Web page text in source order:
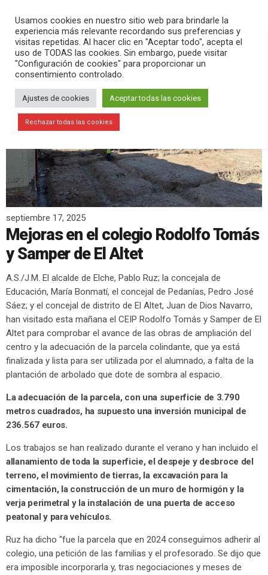
search menu pause PLAY
septiembre 17, 2025
Mejoras en el colegio Rodolfo Tomás
y Samper de El Altet
A.S./J.M. El alcalde de Elche, Pablo Ruz; la concejala de
Educación, María Bonmatí, el concejal de Pedanías, Pedro José
Sáez; y el concejal de distrito de El Altet, Juan de Dios Navarro,
han visitado esta mañana el CEIP Rodolfo Tomás y Samper de El
Altet para comprobar el avance de las obras de ampliación del
centro y la adecuación de la parcela colindante, que ya está
finalizada y lista para ser utilizada por el alumnado, a falta de la
plantación de arbolado que dote de sombra al espacio.
La adecuación de la parcela, con una superficie de 3.790
metros cuadrados, ha supuesto una inversión municipal de
236.567 euros.
Los trabajos se han realizado durante el verano y han incluido el
allanamiento de toda la superficie, el despeje y desbroce del
terreno, el movimiento de tierras, la excavación para la
cimentación, la construcción de un muro de hormigón y la
verja perimetral y la instalación de una puerta de acceso
peatonal y para vehículos.
Ruz ha dicho “fue la parcela que en 2024 conseguimos adherir al
colegio, una petición de las familias y el profesorado. Se dijo que
era imposible incorporarla y, tras negociaciones y meses de
Usamos cookies en nuestro sitio web para brindarle la
experiencia más relevante recordando sus preferencias y
visitas repetidas. Al hacer clic en "Aceptar todo", acepta el
uso de TODAS las cookies. Sin embargo, puede visitar
"Configuración de cookies" para proporcionar un
consentimiento controlado.
Ajustes de cookies Aceptar todas las cookies
Rechazar todas las cookies